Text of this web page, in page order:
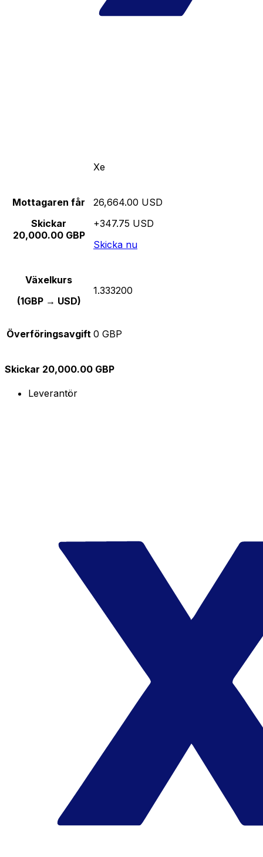
Xe
Mottagaren får
Skickar
20,000.00 GBP
26,664.00 USD
+347.75 USD
Skicka nu
Växelkurs
(1GBP → USD)
1.333200
Överföringsavgift 0 GBP
Skickar 20,000.00 GBP
Leverantör